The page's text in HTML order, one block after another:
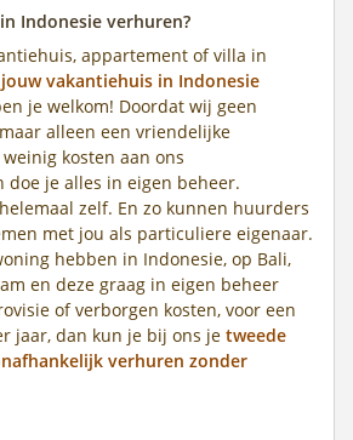
Indonesie verhuren?
appartement of villa in
jouw vakantiehuis in Indonesie
je welkom! Doordat wij geen
alleen een vriendelijke
kosten aan ons
je alles in eigen beheer.
zelf. En zo kunnen huurders
met jou als particuliere eigenaar.
hebben in Indonesie, op Bali,
en deze graag in eigen beheer
of verborgen kosten, voor een
jaar, dan kun je bij ons je tweede
verhuren zonder